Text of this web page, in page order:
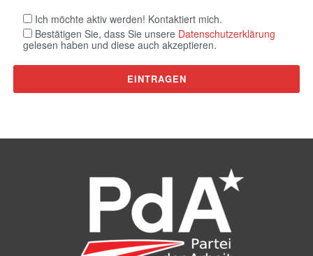
Ich möchte aktiv werden! Kontaktiert mich.
Bestätigen Sie, dass Sie unsere Datenschutzerklärung
gelesen haben und diese auch akzeptieren.